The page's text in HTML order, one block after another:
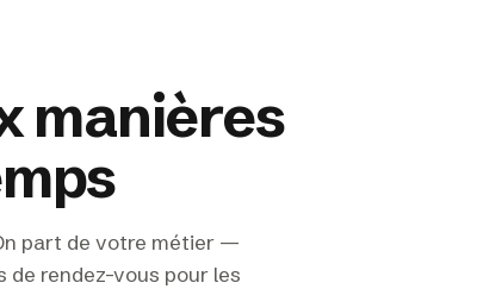
manières
part de votre métier —
de rendez-vous pour les